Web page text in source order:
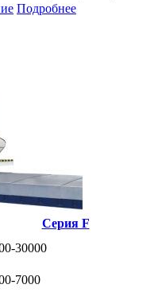
Подробнее
Серия F
30000
7000